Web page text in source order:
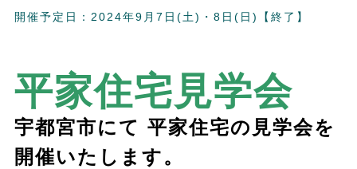
開催予定日：2024年9月7日(土)・8日(日)【終了】
平家住宅見学会
宇都宮市にて 平家住宅の見学会を
開催いたします。